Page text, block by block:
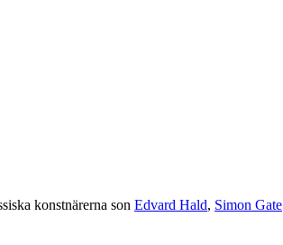
konstnärerna son Edvard Hald, Simon Gate